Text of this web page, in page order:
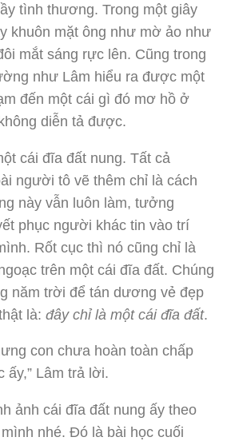
tình thương. Trong một giây
khuôn mặt ông như mờ ảo như
mắt sáng rực lên. Cũng trong
như Lâm hiểu ra được một
đến một cái gì đó mơ hồ ở
diễn tả được.
cái đĩa đất nung. Tất cả
người tô vẽ thêm chỉ là cách
này vẫn luôn làm, tưởng
phục người khác tin vào trí
Rốt cục thì nó cũng chỉ là
trên một cái đĩa đất. Chúng
năm trời để tán dương vẻ đẹp
là: đây chỉ là một cái đĩa đất.
con chưa hoàn toàn chấp
Lâm trả lời.
ảnh cái đĩa đất nung ấy theo
nhé. Đó là bài học cuối